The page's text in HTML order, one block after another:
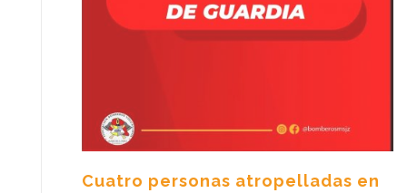
Cuatro personas atropelladas en